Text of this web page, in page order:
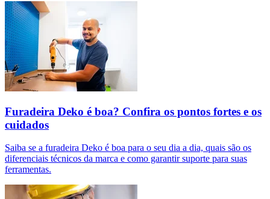
Furadeira Deko é boa? Confira os pontos fortes e os
cuidados
Saiba se a furadeira Deko é boa para o seu dia a dia, quais são os
diferenciais técnicos da marca e como garantir suporte para suas
ferramentas.